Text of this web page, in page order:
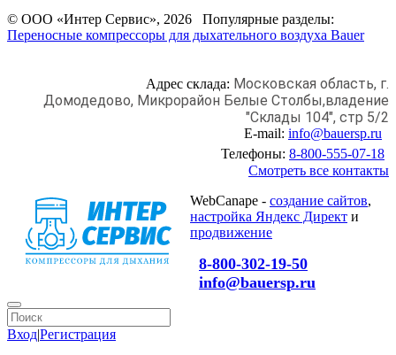
© ООО «Интер Сервис», 2026 Популярные разделы:
Переносные компрессоры для дыхательного воздуха Bauer
Адрес склада: Московская область, г.
Домодедово, Микрорайон Белые Столбы,владение
"Склады 104", стр 5/2
E-mail: info@bauersp.ru
Телефоны: 8-800-555-07-18
Смотреть все контакты
WebCanape - создание сайтов,
настройка Яндекс Директ и
продвижение
8-800-302-19-50
info@bauersp.ru
Вход|Регистрация